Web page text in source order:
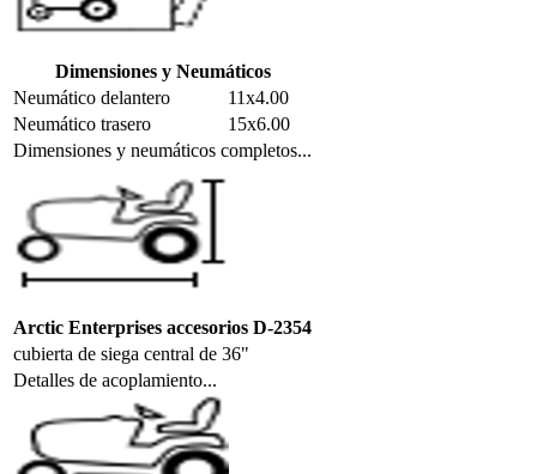
Dimensiones y Neumáticos
Neumático delantero
11x4.00
Neumático trasero
15x6.00
Dimensiones y neumáticos completos...
Arctic Enterprises accesorios D-2354
cubierta de siega central de 36"
Detalles de acoplamiento...